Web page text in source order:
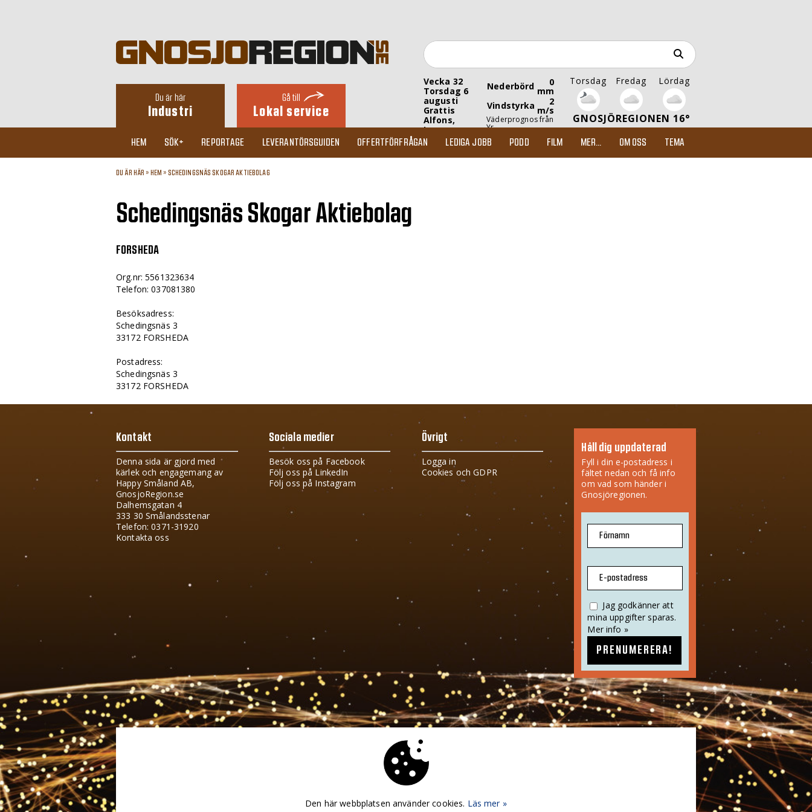
Du är här
Industri
Gå till
Lokal service
Vecka 32
Torsdag 6
augusti
Grattis
Alfons,
Inez
Nederbörd 0
mm
Vindstyrka
2
m/s
Väderprognos från
Yr
Torsdag Fredag Lördag
GNOSJÖREGIONEN 16°
HEM SÖK+ REPORTAGE LEVERANTÖRSGUIDEN OFFERTFÖRFRÅGAN LEDIGA JOBB PODD FILM MER... OM OSS TEMA
DU ÄR HÄR » HEM » SCHEDINGSNÄS SKOGAR AKTIEBOLAG
Schedingsnäs Skogar Aktiebolag
FORSHEDA
Org.nr: 5561323634
Telefon: 037081380
Besöksadress:
Schedingsnäs 3
33172 FORSHEDA
Postadress:
Schedingsnäs 3
33172 FORSHEDA
Kontakt
Denna sida är gjord med
kärlek och engagemang av
Happy Småland AB,
GnosjoRegion.se
Dalhemsgatan 4
333 30 Smålandsstenar
Telefon: 0371-31920
Kontakta oss
Sociala medier
Besök oss på Facebook
Följ oss på LinkedIn
Följ oss på Instagram
Övrigt
Logga in
Cookies och GDPR
Håll dig uppdaterad
Fyll i din e-postadress i
fältet nedan och få info
om vad som händer i
Gnosjöregionen.
Förnamn
E-postadress
Jag godkänner att
mina uppgifter sparas.
Mer info »
PRENUMERERA!
Den här webbplatsen använder cookies. Läs mer »